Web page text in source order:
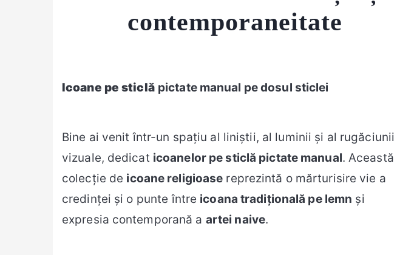
contemporaneitate
Icoane pe sticlă pictate manual pe dosul sticlei
Bine ai venit într-un spațiu al liniștii, al luminii și al rugăciunii
vizuale, dedicat icoanelor pe sticlă pictate manual. Această
colecție de icoane religioase reprezintă o mărturisire vie a
credinței și o punte între icoana tradițională pe lemn și
expresia contemporană a artei naive.